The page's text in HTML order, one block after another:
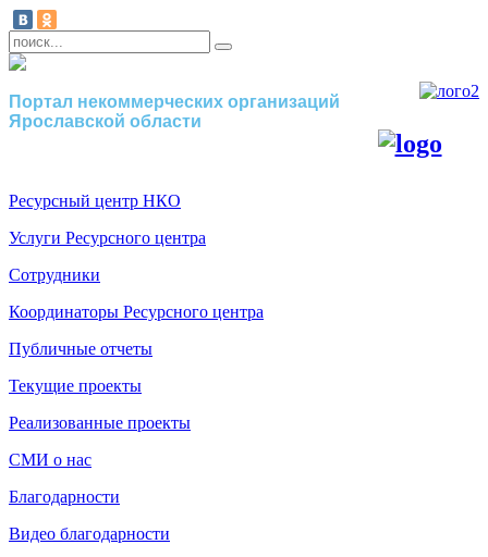
Портал некоммерческих организаций
Ярославской области
Ресурсный центр НКО
Услуги Ресурсного центра
Сотрудники
Координаторы Ресурсного центра
Публичные отчеты
Текущие проекты
Реализованные проекты
СМИ о нас
Благодарности
Видео благодарности